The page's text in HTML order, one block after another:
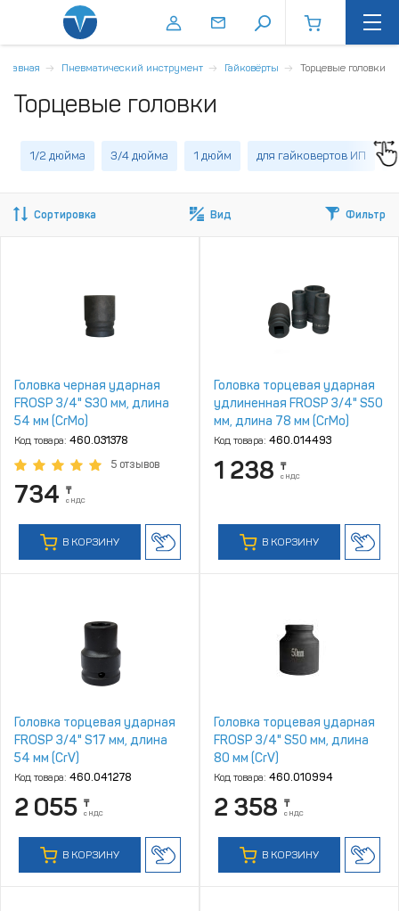
Главная Пневматический инструмент Гайковёрты Торцевые головки
Торцевые головки
1/2 дюйма 3/4 дюйма 1 дюйм для гайковертов ИП
Сортировка Вид Фильтр
Головка черная ударная
FROSP 3/4" S30 мм, длина
54 мм (CrMo)
Код товара: 460.031378
5 отзывов
734 ₸
с НДС
В КОРЗИНУ
Головка торцевая ударная
удлиненная FROSP 3/4" S50
мм, длина 78 мм (CrMo)
Код товара: 460.014493
1 238 ₸
с НДС
В КОРЗИНУ
Головка торцевая ударная
FROSP 3/4" S17 мм, длина
54 мм (CrV)
Код товара: 460.041278
2 055 ₸
с НДС
В КОРЗИНУ
Головка торцевая ударная
FROSP 3/4" S50 мм, длина
80 мм (CrV)
Код товара: 460.010994
2 358 ₸
с НДС
В КОРЗИНУ